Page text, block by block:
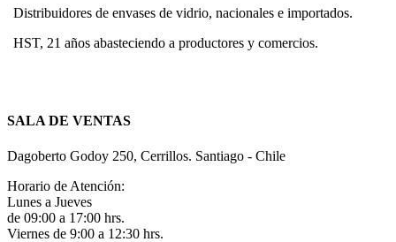
Distribuidores de envases de vidrio, nacionales e importados.
HST, 21 años abasteciendo a productores y comercios.
SALA DE VENTAS
Dagoberto Godoy 250, Cerrillos. Santiago - Chile
Horario de Atención:
Lunes a Jueves
de 09:00 a 17:00 hrs.
Viernes de 9:00 a 12:30 hrs.